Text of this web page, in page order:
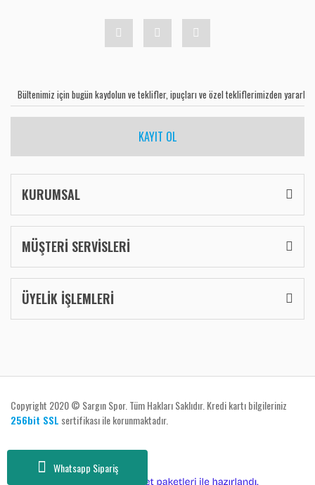
Whatsapp Sipariş
KAYIT OL
KURUMSAL
MÜŞTERİ SERVİSLERİ
ÜYELİK İŞLEMLERİ
Copyright 2020 © Sargın Spor. Tüm Hakları Saklıdır. Kredi kartı bilgileriniz
256bit SSL sertifikası ile korunmaktadır.
e-